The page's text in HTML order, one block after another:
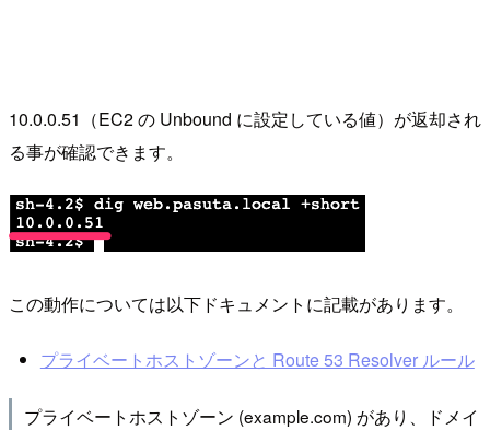
10.0.0.51（EC2 の Unbound に設定している値）が返却され
る事が確認できます。
この動作については以下ドキュメントに記載があります。
プライベートホストゾーンと Route 53 Resolver ルール
プライベートホストゾーン (example.com) があり、ドメイ